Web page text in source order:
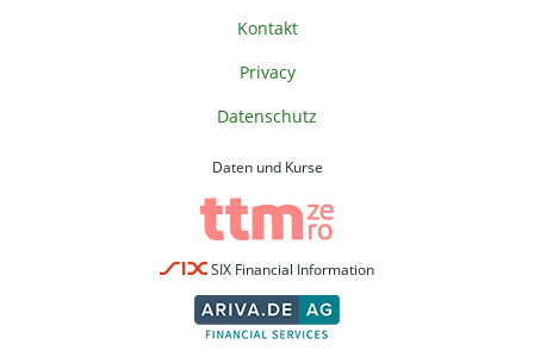
Kontakt
Privacy
Datenschutz
Daten und Kurse
SIX Financial Information